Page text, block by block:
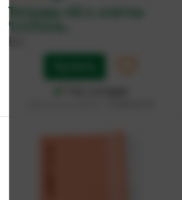
Тетрадь 48 л, клетка
'UniTone...